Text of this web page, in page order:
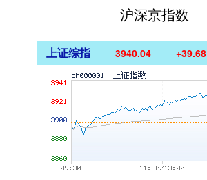
沪深京指数
上证综指 3940.04 +39.68